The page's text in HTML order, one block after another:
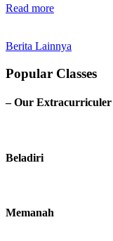
Read more
Berita Lainnya
Popular Classes
– Our Extracurriculer
Beladiri
Memanah